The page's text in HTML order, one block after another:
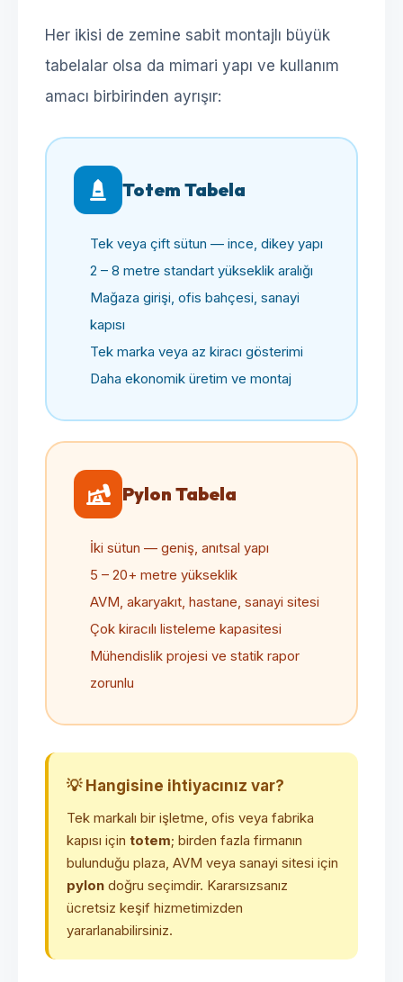
Her ikisi de zemine sabit montajlı büyük
tabelalar olsa da mimari yapı ve kullanım
amacı birbirinden ayrışır:
Totem Tabela
Tek veya çift sütun — ince, dikey yapı
2 – 8 metre standart yükseklik aralığı
Mağaza girişi, ofis bahçesi, sanayi
kapısı
Tek marka veya az kiracı gösterimi
Daha ekonomik üretim ve montaj
Pylon Tabela
İki sütun — geniş, anıtsal yapı
5 – 20+ metre yükseklik
AVM, akaryakıt, hastane, sanayi sitesi
Çok kiracılı listeleme kapasitesi
Mühendislik projesi ve statik rapor
zorunlu
💡 Hangisine ihtiyacınız var?
Tek markalı bir işletme, ofis veya fabrika
kapısı için totem; birden fazla firmanın
bulunduğu plaza, AVM veya sanayi sitesi için
pylon doğru seçimdir. Kararsızsanız
ücretsiz keşif hizmetimizden
yararlanabilirsiniz.